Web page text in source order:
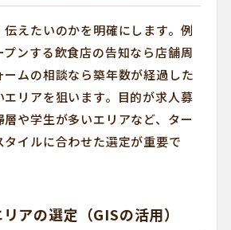
伝えたいのかを明確にします。例
プンする飲食店の告知なら店舗周
ムの相談なら築年数が経過した
エリアを狙います。目的が求人募
や学生が多いエリアなど、ター
イルに合わせた選定が重要で
アの選定（GISの活用）